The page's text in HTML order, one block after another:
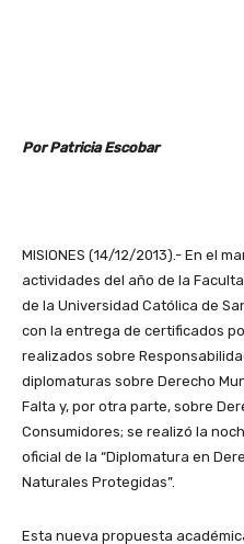
Por Patricia Escobar
MISIONES (14/12/2013).- En el
actividades del año de la
de la Universidad Católica de
con la entrega de certificados
realizados sobre
diplomaturas sobre Derecho
Falta y, por otra parte, sobre
Consumidores; se realizó la
oficial de la “Diplomatura en
Naturales Protegidas”.
Esta nueva propuesta